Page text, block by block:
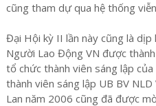
cũng tham dự qua hệ thống
Đại Hội kỳ II lần này cũng là dịp
Người Lao Động VN được
tổ chức thành viên sáng lập
thành viên sáng lập UB BV
Lan năm 2006 cũng đã được